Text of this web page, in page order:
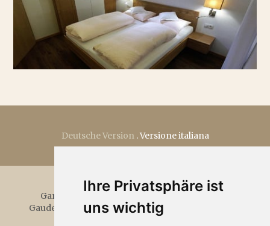
Ihre Privatsphäre ist
uns wichtig
Deutsche Version .Versione italiana
Garni Österreicher
Familie Josef Österreicher
Gaudententurmstr. 14,39020Partschins bei Meran